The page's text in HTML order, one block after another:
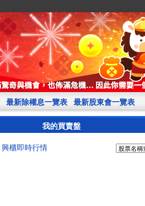
最新除權息一覽表 最新股東會一覽表
我的買賣盤
興櫃即時行情